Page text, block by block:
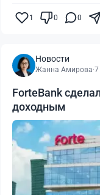
1 0 0
Новости
Жанна Амирова·7
ForteBank
доходным